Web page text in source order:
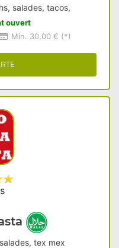
salades, tacos,
ouvert
Min. 30,00 € (*)
tex mex